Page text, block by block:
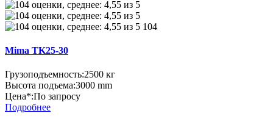
104
Mima TK25-30
Грузоподъемность:2500 кг
Высота подъема:3000 mm
Цена*:По запросу
Подробнее